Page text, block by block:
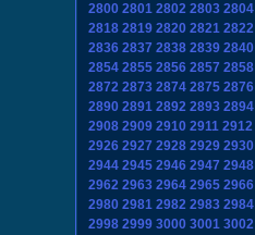
2800 2801 2802 2803 2804
2818 2819 2820 2821 2822
2836 2837 2838 2839 2840
2854 2855 2856 2857 2858
2872 2873 2874 2875 2876
2890 2891 2892 2893 2894
2908 2909 2910 2911 2912
2926 2927 2928 2929 2930
2944 2945 2946 2947 2948
2962 2963 2964 2965 2966
2980 2981 2982 2983 2984
2998 2999 3000 3001 3002